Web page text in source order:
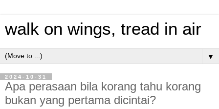
walk on wings, tread in air
▼
2024-10-31
Apa perasaan bila korang tahu korang
bukan yang pertama dicintai?